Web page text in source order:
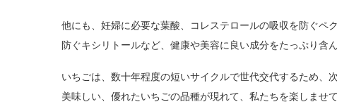
他にも、妊婦に必要な葉酸、コレステロールの吸収を防ぐペ
防ぐキシリトールなど、健康や美容に良い成分をたっぷり含
いちごは、数十年程度の短いサイクルで世代交代するため、
美味しい、優れたいちごの品種が現れて、私たちを楽しませ